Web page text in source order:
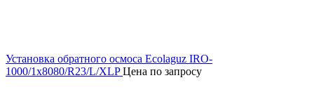
Установка обратного осмоса Ecolaguz IRO-
1000/1x8080/R23/L/XLPЦена по запросу